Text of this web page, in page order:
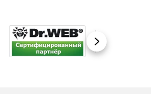
Вперед